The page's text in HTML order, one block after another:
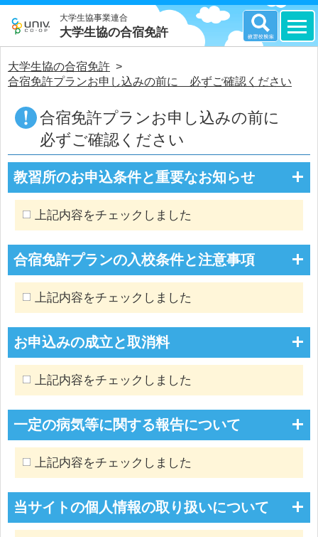
大学生協事業連合
大学生協の合宿免許
大学生協の合宿免許 >
合宿免許プランお申し込みの前に 必ずご確認ください
合宿免許プランお申し込みの前に
必ずご確認ください
教習所のお申込条件と重要なお知らせ
上記内容をチェックしました
合宿免許プランの入校条件と注意事項
上記内容をチェックしました
お申込みの成立と取消料
上記内容をチェックしました
一定の病気等に関する報告について
上記内容をチェックしました
当サイトの個人情報の取り扱いについて